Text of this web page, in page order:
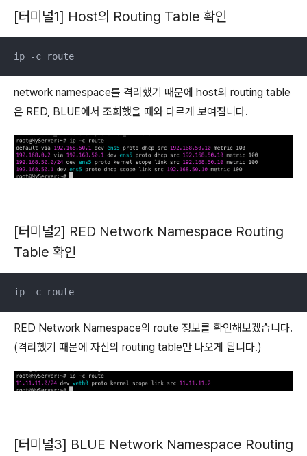
[터미널1] Host의 Routing Table 확인
ip -c route
network namespace를 격리했기 때문에 host의 routing table
은 RED, BLUE에서 조회했을 때와 다르게 보여집니다.
[터미널2] RED Network Namespace Routing
Table 확인
ip -c route
RED Network Namespace의 route 정보를 확인해보겠습니다.
(격리했기 때문에 자신의 routing table만 나오게 됩니다.)
[터미널3] BLUE Network Namespace Routing